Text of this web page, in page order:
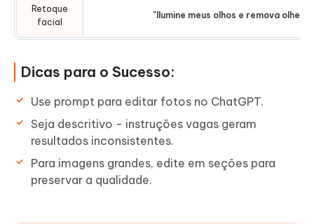
Retoque
facial
"Ilumine meus olhos e remova
Dicas para o Sucesso:
Use prompt para editar fotos no ChatGPT.
Seja descritivo - instruções vagas geram
resultados inconsistentes.
Para imagens grandes, edite em seções para
preservar a qualidade.